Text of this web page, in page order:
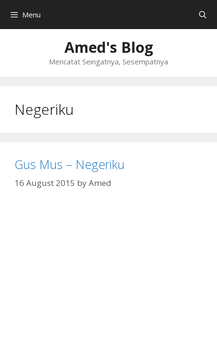
content
Menu
Amed's Blog
Mencatat Seingatnya, Sesempatnya
Negeriku
Gus Mus – Negeriku
16 August 2015 byAmed